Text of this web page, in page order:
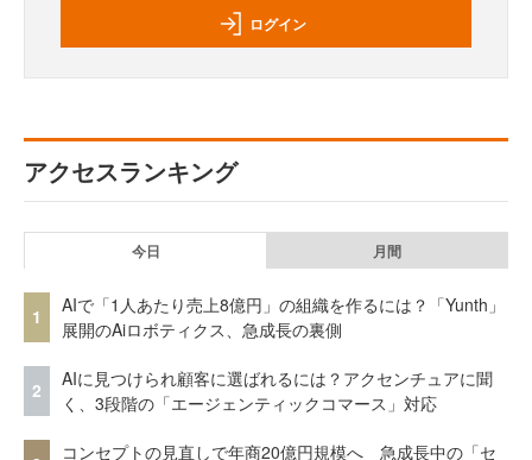
ログイン
アクセスランキング
今日 月間
1
AIで「1人あたり売上8億円」の組織を作るには？「Yunth」
展開のAiロボティクス、急成長の裏側
2
AIに見つけられ顧客に選ばれるには？アクセンチュアに聞
く、3段階の「エージェンティックコマース」対応
コンセプトの見直しで年商20億円規模へ 急成長中の「セ